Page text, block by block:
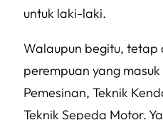
untuk laki-laki.
Walaupun begitu, tetap
perempuan yang masuk
Pemesinan, Teknik
Teknik Sepeda Motor.